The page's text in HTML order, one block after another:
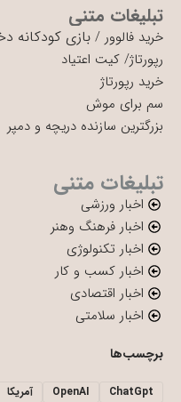
تبلیغات متنی
خرید فالوور / بازی کودکانه
رپورتاژ/ کیت اعتیاد
خرید رپورتاژ
سم برای موش
بزرگترین سازنده دریچه و دمپر
تبلیغات متنی
اخبار ورزشی
اخبار فرهنگ وهنر
اخبار تکنولوژی
اخبار کسب و کار
اخبار اقتصادی
اخبار سلامتی
برچسب‌ها
ChatGpt
OpenAI آمریکا